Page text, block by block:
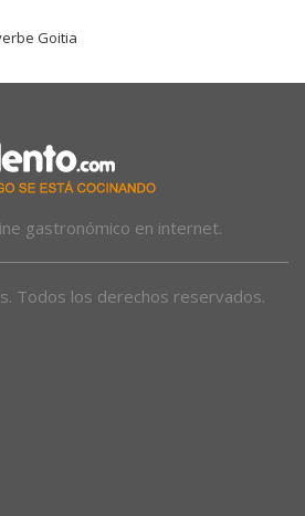
Goitia
gastronómico en internet.
Todos los derechos reservados.